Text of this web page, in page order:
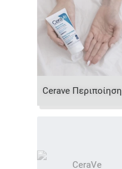
Cerave Περιποίηση